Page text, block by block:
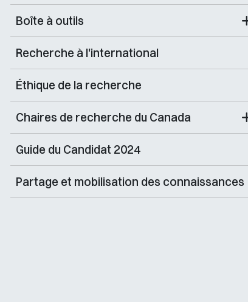
Boîte à outils
Recherche à l'international
Éthique de la recherche
Chaires de recherche du Canada
Guide du Candidat 2024
Partage et mobilisation des connaissances